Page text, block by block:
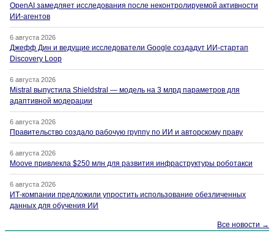
OpenAI замедляет исследования после неконтролируемой активности
ИИ-агентов
6 августа 2026
Джефф Дин и ведущие исследователи Google создадут ИИ-стартап
Discovery Loop
6 августа 2026
Mistral выпустила Shieldstral — модель на 3 млрд параметров для
адаптивной модерации
6 августа 2026
Правительство создало рабочую группу по ИИ и авторскому праву
6 августа 2026
Moove привлекла $250 млн для развития инфраструктуры роботакси
6 августа 2026
ИТ-компании предложили упростить использование обезличенных
данных для обучения ИИ
Все новости →